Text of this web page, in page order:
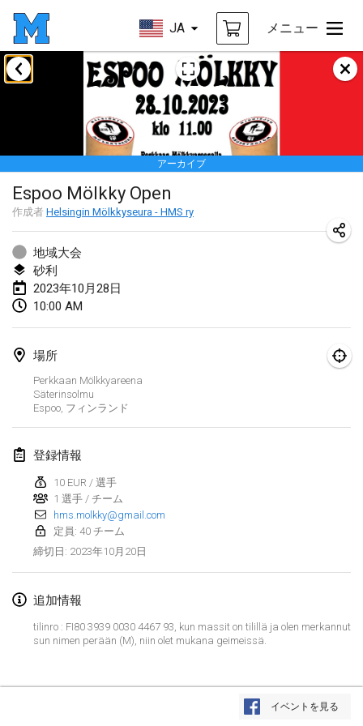
JA メニュー
リストを表示
アーカイブ
Espoo Mölkky Open
作成者 Helsingin Mölkkyseura - HMS ry
地域大会
砂利
2023年10月28日
10:00 AM
場所
Perkkaan Mölkkyareena
Säterinsolmu
Espoo, フィンランド
登録情報
10 EUR / 選手
1 選手 / チーム
hms.molkky@gmail.com
定員: 40 チーム
締切日 : 2023年10月20日
追加情報
tilinro : FI80 3939 0030 4467 93, kun massit on tilillä ja olen merkannut
sun nimen perään (M), niin olet mukana geimeissä.
イベントを見る
2023年1月
LE Tournoi de Noël
2023年1月14日| フランス
Indoor Polish Championship - Halowe Mistrzostwa Polski w Mölkky
2023年1月14日 |ポーランド
Tournoi Mixte ASPTTOM
2023年1月21日
Tournoi de Mölkky - Lesfous Dubâtonvaigeois
2023年1月28日
US Mölkky Winter
2023年1月29日
2023年2月
Open Grégorien
2023年2月4日
SingeliDuppeli
2023年2月4日|フィンランド
Indoor de la CASAS
2023年2月18日| フランス